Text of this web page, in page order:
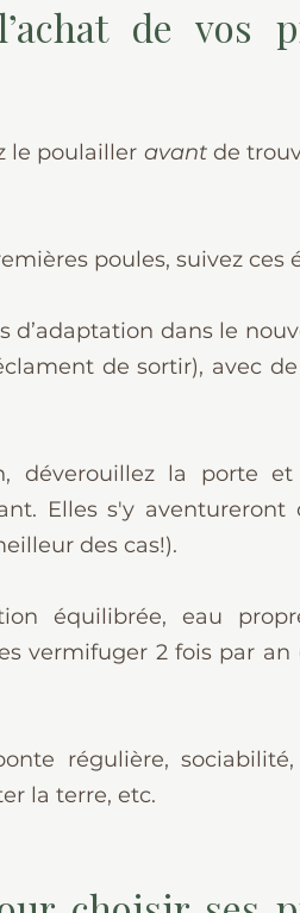
de vos
le poulailler avant de
poules, suivez ces
dans le
de sortir), avec
déverouillez la porte et
Elles s'y aventureront
des cas!).
équilibrée, eau
vermifuger 2 fois par an
régulière,
la terre, etc.